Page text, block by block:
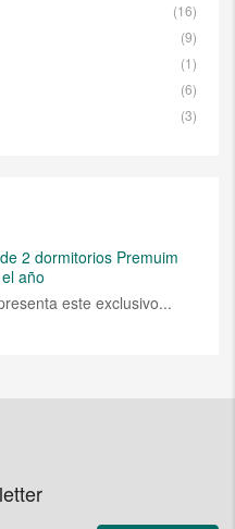
(16)
(9)
(1)
(6)
(3)
2 dormitorios Premuim
año
este exclusivo...